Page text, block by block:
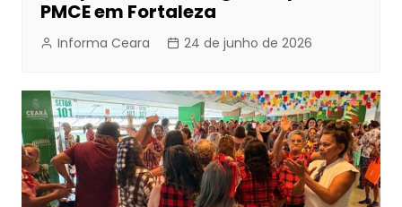
PMCE em Fortaleza
Informa Ceara 24 de junho de 2026